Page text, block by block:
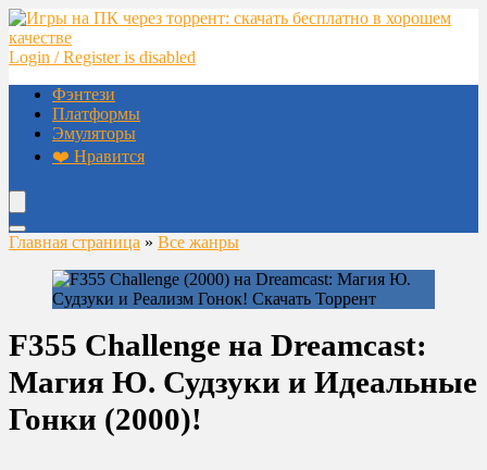
Login / Register is disabled
Фэнтези
Платформы
Эмуляторы
❤️ Нравится
Главная страница » Все жанры
F355 Challenge на Dreamcast:
Магия Ю. Судзуки и Идеальные
Гонки (2000)!